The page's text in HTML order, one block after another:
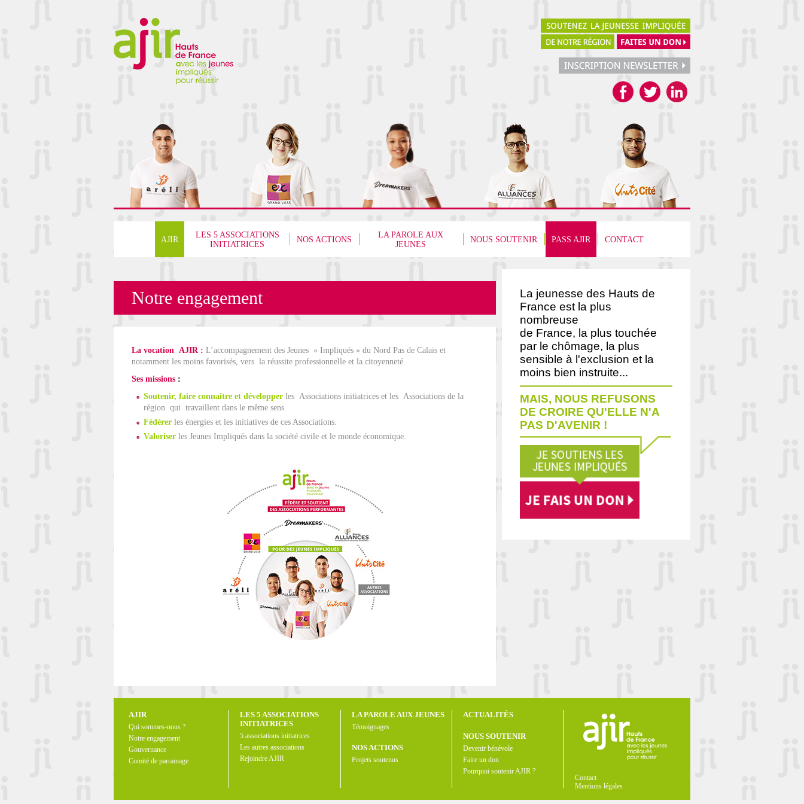
AJIR
LES 5 ASSOCIATIONS
INITIATRICES
NOS ACTIONS
LA PAROLE AUX
JEUNES
NOUS SOUTENIR PASS AJIR CONTACT
Notre engagement
La vocation AJIR : L’accompagnement des Jeunes « Impliqués » du Nord Pas de Calais et
notamment les moins favorisés, vers la réussite professionnelle et la citoyenneté.
Ses missions :
Soutenir, faire connaître et développer les Associations initiatrices et les Associations de la
région qui travaillent dans le même sens.
Fédérer les énergies et les initiatives de ces Associations.
Valoriser les Jeunes Impliqués dans la société civile et le monde économique.
La jeunesse des Hauts de
France est la plus
nombreuse
de France, la plus touchée
par le chômage, la plus
sensible à l'exclusion et la
moins bien instruite...
MAIS, NOUS REFUSONS
DE CROIRE QU'ELLE N'A
PAS D'AVENIR !
AJIR
Qui sommes-nous ?
Notre engagement
Gouvernance
Comité de parrainage
LES 5 ASSOCIATIONS
INITIATRICES
5 associations initiatrices
Les autres associations
Rejoindre AJIR
LA PAROLE AUX JEUNES
Témoignages
NOS ACTIONS
Projets soutenus
ACTUALITÉS
NOUS SOUTENIR
Devenir bénévole
Faire un don
Pourquoi soutenir AJIR ?
Contact
Mentions légales